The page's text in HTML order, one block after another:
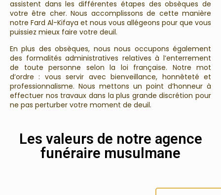
assistent dans les différentes étapes des obsèques de
votre être cher. Nous accomplissons de cette manière
notre Fard Al-Kifaya et nous vous allégeons pour que vous
puissiez mieux faire votre deuil.
En plus des obsèques, nous nous occupons également
des formalités administratives relatives à l’enterrement
de toute personne selon la loi française. Notre mot
d’ordre : vous servir avec bienveillance, honnêteté et
professionnalisme. Nous mettons un point d’honneur à
effectuer nos travaux dans la plus grande discrétion pour
ne pas perturber votre moment de deuil.
Les valeurs de notre agence
funéraire musulmane